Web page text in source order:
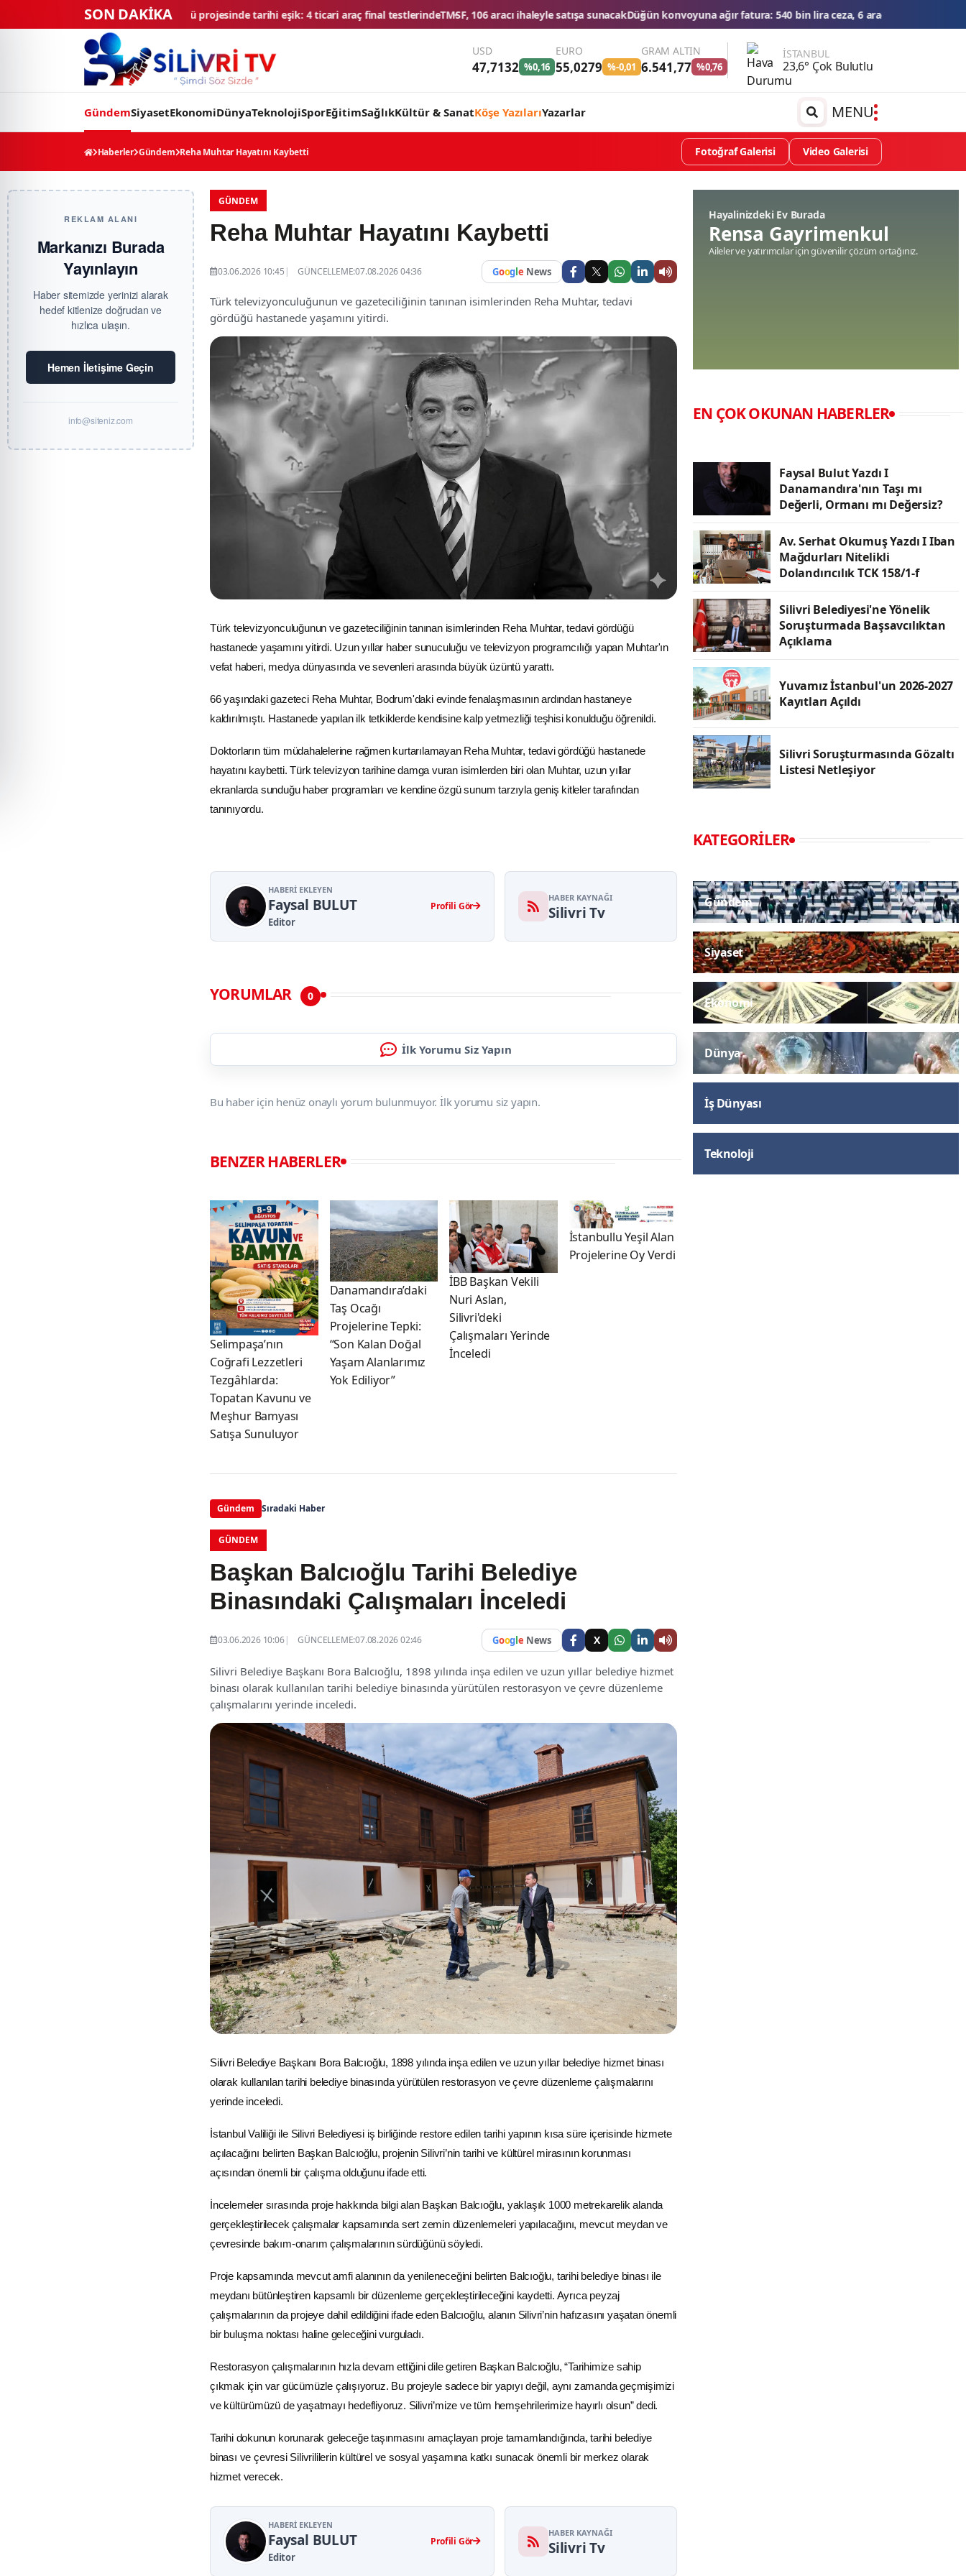
SON DAKİKA
Ay Üssü projesinde tarihi eşik: 4 ticari araç final testlerindeTMSF, 106 aracı ihaleyle satışa sunacakDüğün konvoyuna ağır fatura: 540 bin lira ceza, 6 araç trafikten men edildiTHY'den tüm
USD
47,7132 %0,16
EURO
55,0279 %-0,01
GRAM ALTIN
6.541,77 %0,76
İSTANBUL
23,6° Çok Bulutlu
GündemSiyasetEkonomiDünyaTeknolojiSporEğitimSağlıkKültür & SanatKöşe YazılarıYazarlar MENU
Haberler Gündem Reha Muhtar Hayatını Kaybetti Fotoğraf Galerisi Video Galerisi
REKLAM ALANI
Markanızı Burada
Yayınlayın
Haber sitemizde yerinizi alarak
hedef kitlenize doğrudan ve
hızlıca ulaşın.
Hemen İletişime Geçin
info@siteniz.com
GÜNDEM
Reha Muhtar Hayatını Kaybetti
03.06.2026 10:45 GÜNCELLEME:07.08.2026 04:36 Google News
Türk televizyonculuğunun ve gazeteciliğinin tanınan isimlerinden Reha Muhtar, tedavi
gördüğü hastanede yaşamını yitirdi.
Türk televizyonculuğunun ve gazeteciliğinin tanınan isimlerinden Reha Muhtar, tedavi gördüğü
hastanede yaşamını yitirdi. Uzun yıllar haber sunuculuğu ve televizyon programcılığı yapan Muhtar'ın
vefat haberi, medya dünyasında ve sevenleri arasında büyük üzüntü yarattı.
66 yaşındaki gazeteci Reha Muhtar, Bodrum'daki evinde fenalaşmasının ardından hastaneye
kaldırılmıştı. Hastanede yapılan ilk tetkiklerde kendisine kalp yetmezliği teşhisi konulduğu öğrenildi.
Doktorların tüm müdahalelerine rağmen kurtarılamayan Reha Muhtar, tedavi gördüğü hastanede
hayatını kaybetti. Türk televizyon tarihine damga vuran isimlerden biri olan Muhtar, uzun yıllar
ekranlarda sunduğu haber programları ve kendine özgü sunum tarzıyla geniş kitleler tarafından
tanınıyordu.
HABERI EKLEYEN
Faysal BULUT
Editor
Profili Gör
HABER KAYNAĞI
Silivri Tv
YORUMLAR 0
İlk Yorumu Siz Yapın
Bu haber için henüz onaylı yorum bulunmuyor. İlk yorumu siz yapın.
BENZER HABERLER
Selimpaşa’nın
Coğrafi Lezzetleri
Tezgâhlarda:
Topatan Kavunu ve
Meşhur Bamyası
Satışa Sunuluyor
Danamandıra’daki
Taş Ocağı
Projelerine Tepki:
“Son Kalan Doğal
Yaşam Alanlarımız
Yok Ediliyor”
İBB Başkan Vekili
Nuri Aslan,
Silivri'deki
Çalışmaları Yerinde
İnceledi
İstanbullu Yeşil Alan
Projelerine Oy Verdi
Gündem Sıradaki Haber
GÜNDEM
Başkan Balcıoğlu Tarihi Belediye
Binasındaki Çalışmaları İnceledi
03.06.2026 10:06 GÜNCELLEME:07.08.2026 02:46 Google News X
Silivri Belediye Başkanı Bora Balcıoğlu, 1898 yılında inşa edilen ve uzun yıllar belediye hizmet
binası olarak kullanılan tarihi belediye binasında yürütülen restorasyon ve çevre düzenleme
çalışmalarını yerinde inceledi.
Silivri Belediye Başkanı Bora Balcıoğlu, 1898 yılında inşa edilen ve uzun yıllar belediye hizmet binası
olarak kullanılan tarihi belediye binasında yürütülen restorasyon ve çevre düzenleme çalışmalarını
yerinde inceledi.
İstanbul Valiliği ile Silivri Belediyesi iş birliğinde restore edilen tarihi yapının kısa süre içerisinde hizmete
açılacağını belirten Başkan Balcıoğlu, projenin Silivri’nin tarihi ve kültürel mirasının korunması
açısından önemli bir çalışma olduğunu ifade etti.
İncelemeler sırasında proje hakkında bilgi alan Başkan Balcıoğlu, yaklaşık 1000 metrekarelik alanda
gerçekleştirilecek çalışmalar kapsamında sert zemin düzenlemeleri yapılacağını, mevcut meydan ve
çevresinde bakım-onarım çalışmalarının sürdüğünü söyledi.
Proje kapsamında mevcut amfi alanının da yenileneceğini belirten Balcıoğlu, tarihi belediye binası ile
meydanı bütünleştiren kapsamlı bir düzenleme gerçekleştirileceğini kaydetti. Ayrıca peyzaj
çalışmalarının da projeye dahil edildiğini ifade eden Balcıoğlu, alanın Silivri’nin hafızasını yaşatan önemli
bir buluşma noktası haline geleceğini vurguladı.
Restorasyon çalışmalarının hızla devam ettiğini dile getiren Başkan Balcıoğlu, “Tarihimize sahip
çıkmak için var gücümüzle çalışıyoruz. Bu projeyle sadece bir yapıyı değil, aynı zamanda geçmişimizi
ve kültürümüzü de yaşatmayı hedefliyoruz. Silivri’mize ve tüm hemşehrilerimize hayırlı olsun” dedi.
Tarihi dokunun korunarak geleceğe taşınmasını amaçlayan proje tamamlandığında, tarihi belediye
binası ve çevresi Silivrililerin kültürel ve sosyal yaşamına katkı sunacak önemli bir merkez olarak
hizmet verecek.
HABERI EKLEYEN
Faysal BULUT
Editor
Profili Gör
HABER KAYNAĞI
Silivri Tv
Hayalinizdeki Ev Burada
Rensa Gayrimenkul
Aileler ve yatırımcılar için güvenilir çözüm ortağınız.
EN ÇOK OKUNAN HABERLER
Faysal Bulut Yazdı I
Danamandıra'nın Taşı mı
Değerli, Ormanı mı Değersiz?
Av. Serhat Okumuş Yazdı I Iban
Mağdurları Nitelikli
Dolandırıcılık TCK 158/1-f
Silivri Belediyesi'ne Yönelik
Soruşturmada Başsavcılıktan
Açıklama
Yuvamız İstanbul'un 2026-2027
Kayıtları Açıldı
Silivri Soruşturmasında Gözaltı
Listesi Netleşiyor
KATEGORILER
Gündem
Siyaset
Ekonomi
Dünya
İş Dünyası
Teknoloji